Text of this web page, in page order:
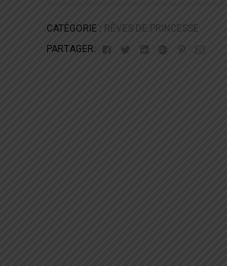
CATÉGORIE : RÊVES DE PRINCESSE
PARTAGER:
FacebookTwitterLinkedinGoogle+Pinterest